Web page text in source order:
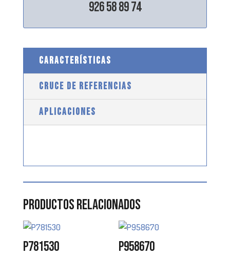
926 58 89 74
CARACTERÍSTICAS
CRUCE DE REFERENCIAS
APLICACIONES
Productos relacionados
P781530 P958670